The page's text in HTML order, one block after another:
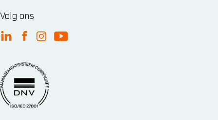
Volg ons
FME Linkedin
FME Facebook
FME Instagram
FME Youtube